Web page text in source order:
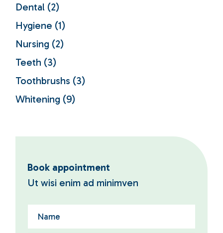
Dental (2)
Hygiene (1)
Nursing (2)
Teeth (3)
Toothbrushs (3)
Whitening (9)
Book appointment
Ut wisi enim ad minimven